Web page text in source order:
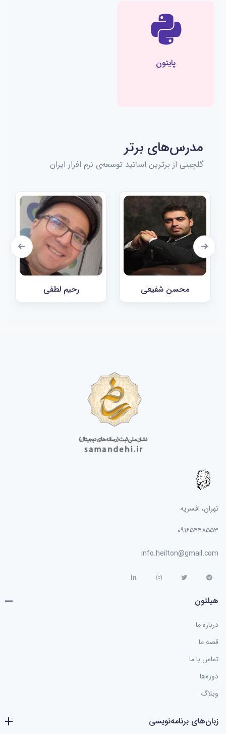
پایتون
مدرس‌های برتر
گلچینی از برترین اساتید توسعه‌ی نرم افزار ایران
رحیم لطفی محسن شفیعی
تهران، افسریه
۰۹۱۶۵۴۴۸۵۵۳
info.heilton@gmail.com
هیلتون
درباره ما
قصه ما
تماس با ما
دوره‌ها
وبلاگ
زبان‌های برنامه‌نویسی